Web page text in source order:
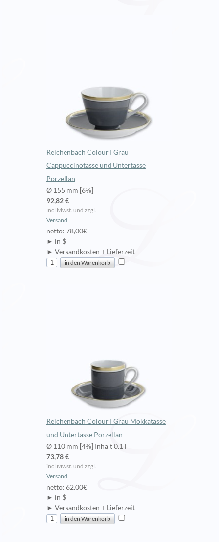
Reichenbach Colour I Grau
Cappuccinotasse und Untertasse
Porzellan
Ø 155 mm [6⅛]
92,82 €
incl Mwst. und zzgl.
Versand
netto: 78,00€
► in $
► Versandkosten + Lieferzeit
Reichenbach Colour I Grau Mokkatasse
und Untertasse Porzellan
Ø 110 mm [4⅜] Inhalt 0.1 l
73,78 €
incl Mwst. und zzgl.
Versand
netto: 62,00€
► in $
► Versandkosten + Lieferzeit